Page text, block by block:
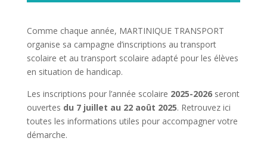
Comme chaque année, MARTINIQUE TRANSPORT
organise sa campagne d’inscriptions au transport
scolaire et au transport scolaire adapté pour les élèves
en situation de handicap.
Les inscriptions pour l’année scolaire 2025-2026seront
ouvertes du 7 juillet au 22 août 2025. Retrouvez ici
toutes les informations utiles pour accompagner votre
démarche.